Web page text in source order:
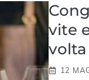
vite
12